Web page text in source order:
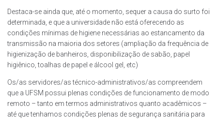
Destaca-se ainda que, até o momento, sequer a causa do surto foi
determinada, e que a universidade não está oferecendo as
condições mínimas de higiene necessárias ao estancamento da
transmissão na maioria dos setores (ampliação da frequência de
higienização de banheiros, disponibilização de sabão, papel
higiênico, toalhas de papel e álcool gel, etc)
Os/as servidores/as técnico-administrativos/as compreendem
que a UFSM possui plenas condições de funcionamento de modo
remoto – tanto em termos administrativos quanto acadêmicos –
até que tenhamos condições plenas de segurança sanitária para